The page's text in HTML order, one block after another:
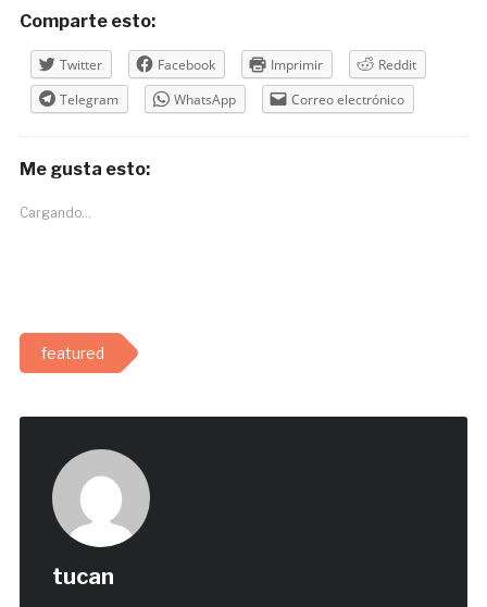
Comparte esto:
Twitter Facebook Imprimir
Reddit
Telegram
WhatsApp Correo electrónico
Me gusta esto:
Cargando...
featured
tucan